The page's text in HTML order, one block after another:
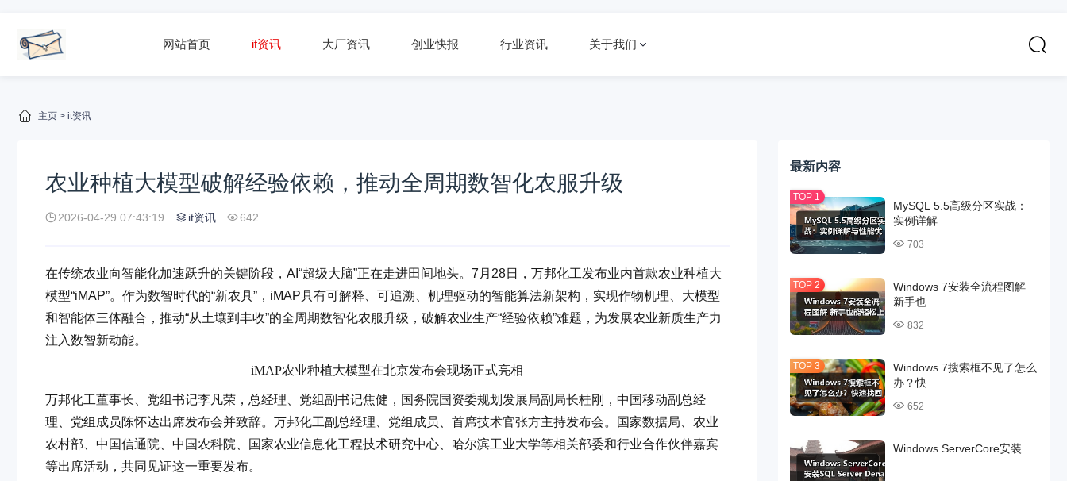
网站首页 it资讯 大厂资讯 创业快报 行业资讯 关于我们
主页 > it资讯
农业种植大模型破解经验依赖，推动全周期数智化农服升级
2026-04-29 07:43:19 it资讯 642
在传统农业向智能化加速跃升的关键阶段，AI“超级大脑”正在走进田间地头。7月28日，万邦化工发布业内首款农业种植大
模型“iMAP”。作为数智时代的“新农具”，iMAP具有可解释、可追溯、机理驱动的智能算法新架构，实现作物机理、大模型
和智能体三体融合，推动“从土壤到丰收”的全周期数智化农服升级，破解农业生产“经验依赖”难题，为发展农业新质生产力
注入数智新动能。
iMAP农业种植大模型在北京发布会现场正式亮相
万邦化工董事长、党组书记李凡荣，总经理、党组副书记焦健，国务院国资委规划发展局副局长桂刚，中国移动副总经
理、党组成员陈怀达出席发布会并致辞。万邦化工副总经理、党组成员、首席技术官张方主持发布会。国家数据局、农业
农村部、中国信通院、中国农科院、国家农业信息化工程技术研究中心、哈尔滨工业大学等相关部委和行业合作伙伴嘉宾
等出席活动，共同见证这一重要发布。
最新内容
MySQL 5.5高级分区实战：
实例详解
703
Windows 7安装全流程图解
新手也
832
Windows 7搜索框不见了怎么
办？快
652
Windows ServerCore安装